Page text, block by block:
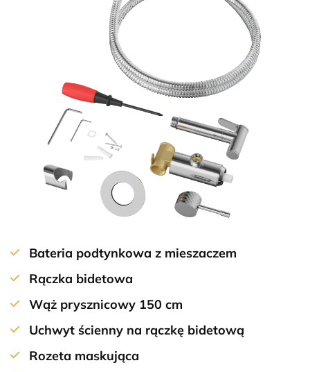
Bateria podtynkowa z mieszaczem
Rączka bidetowa
Wąż prysznicowy 150 cm
Uchwyt ścienny na rączkę bidetową
Rozeta maskująca